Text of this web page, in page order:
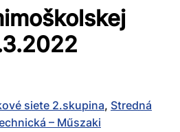
siete 2.skupina, Stredná
– Műszaki